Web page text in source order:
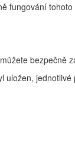
fungování tohoto
bezpečně
uložen,